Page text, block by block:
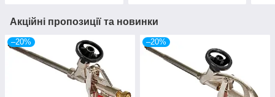
Акційні пропозиції та новинки
–20% –20%